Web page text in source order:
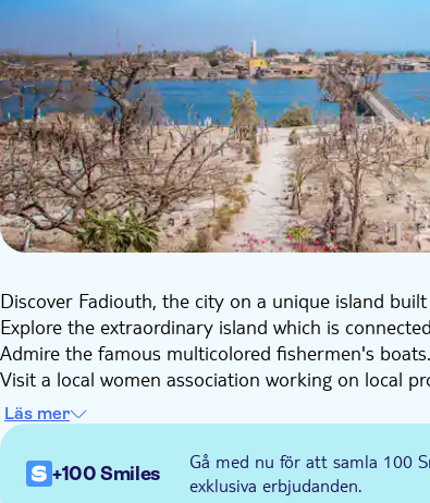
Discover Fadiouth, the city on a unique island built
Explore the extraordinary island which is
Admire the famous multicolored fishermen's boats.
Visit a local women association working on local
Läs mer
+100 Smiles
Gå med nu för att samla 100
exklusiva erbjudanden.